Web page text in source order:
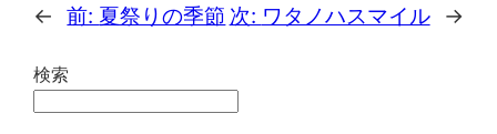
← 前: 夏祭りの季節 次: ワタノハスマイル →
検索